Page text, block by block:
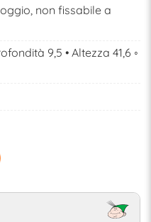
non fissabile a
9,5 • Altezza 41,6 ◦